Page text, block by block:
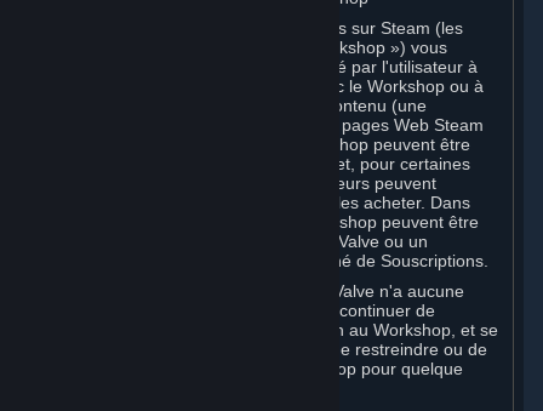
Certains jeux et applications disponibles sur Steam (les
« Applications compatibles avec le Workshop ») vous
permettent de créer du Contenu généré par l'utilisateur à
partir d'une Application compatible avec le Workshop ou à
l'aide de celle-ci, et de soumettre ce Contenu (une
« Contribution au Workshop ») sur des pages Web Steam
Workshop. Les Contributions au Workshop peuvent être
consultées par la communauté Steam et, pour certaines
catégories de Contributions, les utilisateurs peuvent
interagir avec elles, les télécharger ou les acheter. Dans
certains cas, les Contributions au Workshop peuvent être
étudiées à des fins d'incorporation par Valve ou un
développeur tiers à un jeu ou un Marché de Souscriptions.
Vous comprenez et reconnaissez que Valve n'a aucune
obligation d'utiliser, de distribuer ou de continuer de
distribuer des copies d'une Contribution au Workshop, et se
réserve le droit, mais non l'obligation, de restreindre ou de
supprimer une Contribution au Workshop pour quelque